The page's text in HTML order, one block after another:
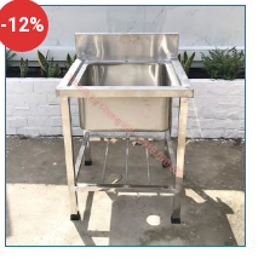
130,000₫.
-12%